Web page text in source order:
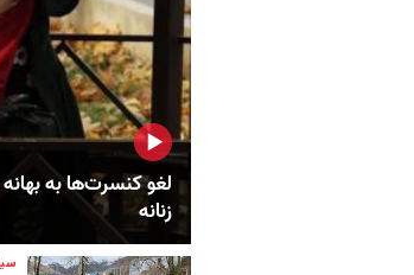
لغو کنسرت‌ها به
زنانه